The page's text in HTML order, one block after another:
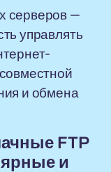
серверов —
управлять
и обмена
FTP
и